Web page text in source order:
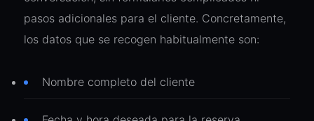
pasos adicionales para el cliente. Concretamente,
los datos que se recogen habitualmente son:
Nombre completo del cliente